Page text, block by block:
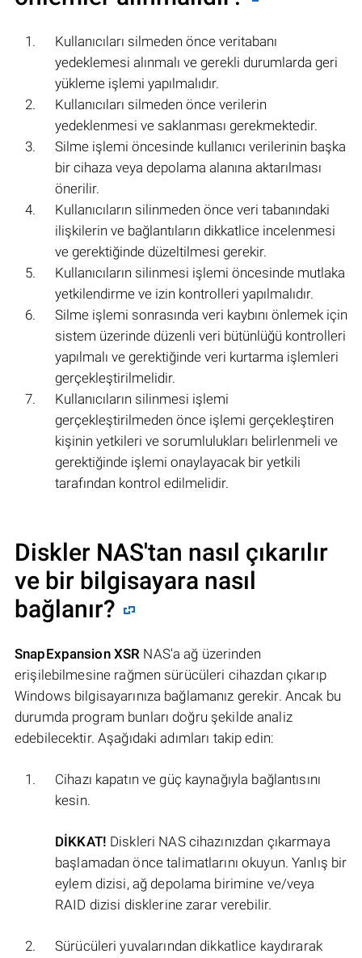
Kullanıcıları silmeden önce veritabanı
yedeklemesi alınmalı ve gerekli durumlarda geri
yükleme işlemi yapılmalıdır.
Kullanıcıları silmeden önce verilerin
yedeklenmesi ve saklanması gerekmektedir.
Silme işlemi öncesinde kullanıcı verilerinin başka
bir cihaza veya depolama alanına aktarılması
önerilir.
Kullanıcıların silinmeden önce veri tabanındaki
ilişkilerin ve bağlantıların dikkatlice incelenmesi
ve gerektiğinde düzeltilmesi gerekir.
Kullanıcıların silinmesi işlemi öncesinde mutlaka
yetkilendirme ve izin kontrolleri yapılmalıdır.
Silme işlemi sonrasında veri kaybını önlemek için
sistem üzerinde düzenli veri bütünlüğü kontrolleri
yapılmalı ve gerektiğinde veri kurtarma işlemleri
gerçekleştirilmelidir.
Kullanıcıların silinmesi işlemi
gerçekleştirilmeden önce işlemi gerçekleştiren
kişinin yetkileri ve sorumlulukları belirlenmeli ve
gerektiğinde işlemi onaylayacak bir yetkili
tarafından kontrol edilmelidir.
Diskler NAS'tan nasıl çıkarılır
ve bir bilgisayara nasıl
bağlanır?
SnapExpansion XSR NAS'a ağ üzerinden
erişilebilmesine rağmen sürücüleri cihazdan çıkarıp
Windows bilgisayarınıza bağlamanız gerekir. Ancak bu
durumda program bunları doğru şekilde analiz
edebilecektir. Aşağıdaki adımları takip edin:
Cihazı kapatın ve güç kaynağıyla bağlantısını
kesin.
DİKKAT! Diskleri NAS cihazınızdan çıkarmaya
başlamadan önce talimatlarını okuyun. Yanlış bir
eylem dizisi, ağ depolama birimine ve/veya
RAID dizisi disklerine zarar verebilir.
Sürücüleri yuvalarından dikkatlice kaydırarak